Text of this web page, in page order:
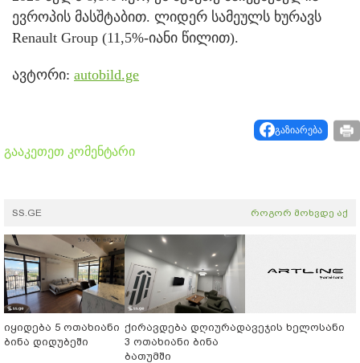
ევროპის მასშტაბით. ლიდერ სამეულს ხურავს
Renault Group (11,5%-იანი წილით).
ავტორი: autobild.ge
გაზიარება
გააკეთეთ კომენტარი
SS.GE როგორ მოხვდე აქ
იყიდება 5 ოთახიანი
ბინა დიდუბეში
ქირავდება დღიურად
3 ოთახიანი ბინა
ბათუმში
ავეჯის ხელოსანი